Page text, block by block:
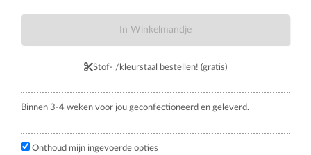
In Winkelmandje
Stof- /kleurstaal bestellen! (gratis)
Binnen 3-4 weken voor jou geconfectioneerd en geleverd.
Onthoud mijn ingevoerde opties